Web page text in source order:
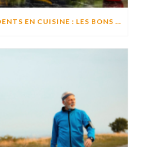
PRÉVENTION DES ACCIDENTS EN CUISINE : LES BONS RÉFLEXES POUR CUISINER EN TOUTE SÉCURITÉ